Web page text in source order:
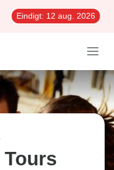
Eindigt: 12 aug. 2026